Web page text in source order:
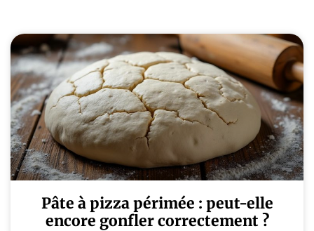
Pâte à pizza périmée : peut-elle
encore gonfler correctement ?